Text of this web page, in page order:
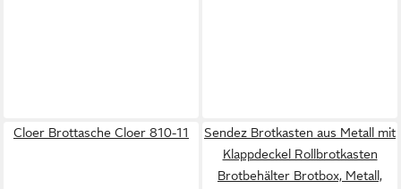
Cloer Brottasche Cloer 810-11
Sendez Brotkasten aus Metall mit
Klappdeckel Rollbrotkasten
Brotbehälter Brotbox, Metall,